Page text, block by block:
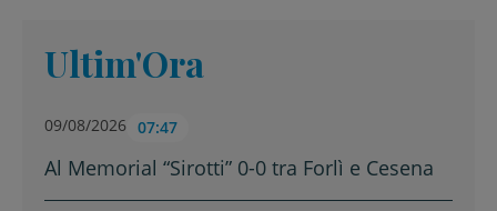
Ultim'Ora
09/08/2026 07:47
Al Memorial “Sirotti” 0-0 tra Forlì e Cesena